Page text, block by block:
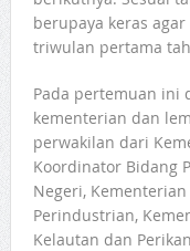
berupaya keras
triwulan pertama
Pada pertemuan ini
kementerian dan
perwakilan dari
Koordinator Bidang
Negeri,
Perindustrian,
Kelautan dan